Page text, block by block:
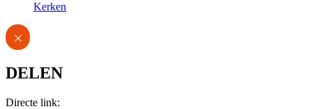
Kerken
DELEN
Directe link: